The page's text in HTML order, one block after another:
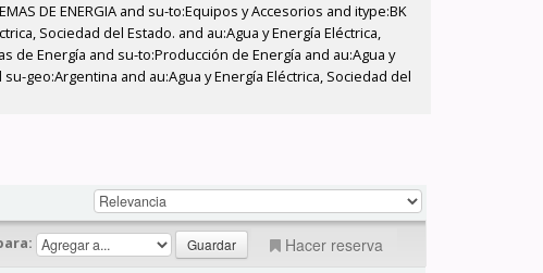
DE ENERGIA and su-to:Equipos y Accesorios and itype:BK
Sociedad del Estado. and au:Agua y Energía Eléctrica,
de Energía and su-to:Producción de Energía and au:Agua y
geo:Argentina and au:Agua y Energía Eléctrica, Sociedad del
Hacer reserva